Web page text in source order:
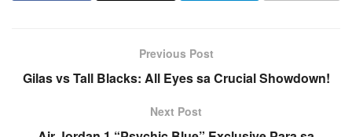
Previous Post
Gilas vs Tall Blacks: All Eyes sa Crucial Showdown!
Next Post